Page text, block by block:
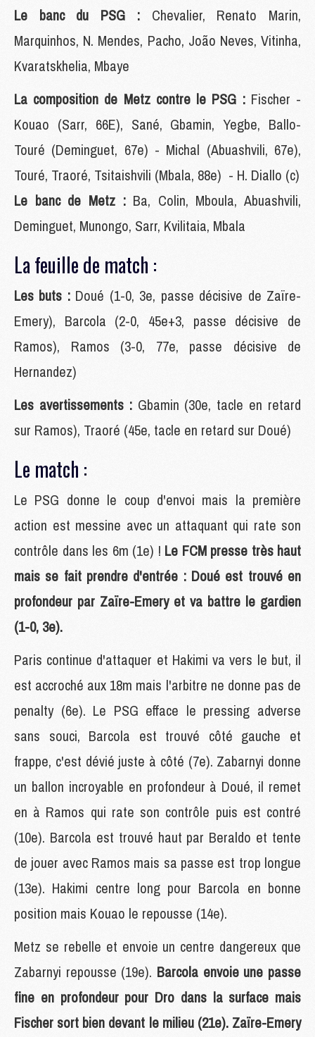
Le banc du PSG : Chevalier, Renato Marin,
Marquinhos, N. Mendes, Pacho, João Neves, Vitinha,
Kvaratskhelia, Mbaye
La composition de Metz contre le PSG : Fischer -
Kouao (Sarr, 66E), Sané, Gbamin, Yegbe, Ballo-
Touré (Deminguet, 67e) - Michal (Abuashvili, 67e),
Touré, Traoré, Tsitaishvili (Mbala, 88e) - H. Diallo (c)
Le banc de Metz : Ba, Colin, Mboula, Abuashvili,
Deminguet, Munongo, Sarr, Kvilitaia, Mbala
La feuille de match :
Les buts :Doué (1-0, 3e, passe décisive de Zaïre-
Emery), Barcola (2-0, 45e+3, passe décisive de
Ramos), Ramos (3-0, 77e, passe décisive de
Hernandez)
Les avertissements :Gbamin (30e, tacle en retard
sur Ramos), Traoré (45e, tacle en retard sur Doué)
Le match :
Le PSG donne le coup d'envoi mais la première
action est messine avec un attaquant qui rate son
contrôle dans les 6m (1e) ! Le FCM presse très haut
mais se fait prendre d'entrée : Doué est trouvé en
profondeur par Zaïre-Emery et va battre le gardien
(1-0, 3e).
Paris continue d'attaquer et Hakimi va vers le but, il
est accroché aux 18m mais l'arbitre ne donne pas de
penalty (6e). Le PSG efface le pressing adverse
sans souci, Barcola est trouvé côté gauche et
frappe, c'est dévié juste à côté (7e). Zabarnyi donne
un ballon incroyable en profondeur à Doué, il remet
en à Ramos qui rate son contrôle puis est contré
(10e). Barcola est trouvé haut par Beraldo et tente
de jouer avec Ramos mais sa passe est trop longue
(13e). Hakimi centre long pour Barcola en bonne
position mais Kouao le repousse (14e).
Metz se rebelle et envoie un centre dangereux que
Zabarnyi repousse (19e). Barcola envoie une passe
fine en profondeur pour Dro dans la surface mais
Fischer sort bien devant le milieu (21e). Zaïre-Emery